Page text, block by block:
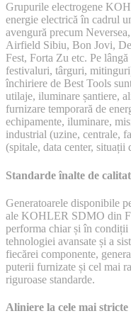
Grupurile electrogene
energie electrică în cadrul
avengură precum
Airfield Sibiu, Bon Jovi,
Fest, Forta Zu etc. Pe
festivaluri, târguri,
închiriere de Best Tools
utilaje, iluminare șantiere,
furnizare temporară de
echipamente, iluminare,
industrial (uzine, centrale,
(spitale, data center,
Standarde înalte de
Generatoarele disponibile
ale KOHLER SDMO din
performa chiar și în
tehnologiei avansate și a
fiecărei componente,
puterii furnizate și cel mai
riguroase standarde.
Aliniere la cele mai